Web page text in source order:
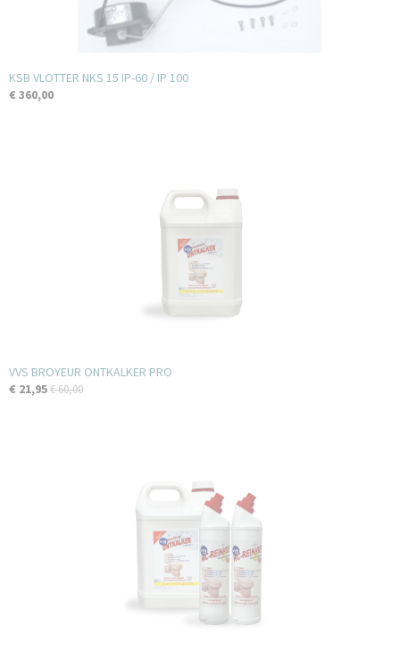
KSB VLOTTER NKS 15 IP-60 / IP 100
€ 360,00
VVS BROYEUR ONTKALKER PRO
€ 21,95€ 60,00